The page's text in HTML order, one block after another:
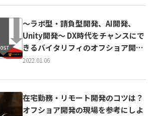
～ラボ型・請負型開発、AI開発、
Unity開発～ DX時代をチャンスにで
きるバイタリフィのオフショア開発
サービスとは
2022.01.06
在宅勤務・リモート開発のコツは？
オフショア開発の現場を参考にしよ